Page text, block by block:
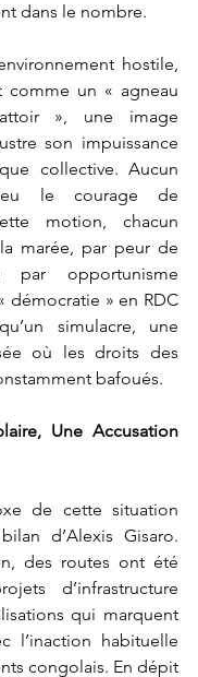
dans le nombre.
comme un « agneau
», une image
son impuissance
collective. Aucun
le courage de
motion, chacun
marée, par peur de
par opportunisme
démocratie » en RDC
simulacre, une
où les droits des
bafoués.
Une Accusation
d’Alexis Gisaro.
des routes ont été
d’infrastructure
qui marquent
l’inaction habituelle
congolais. En dépit